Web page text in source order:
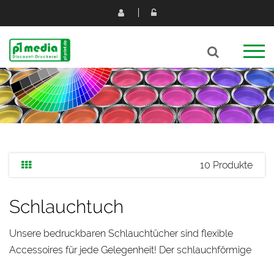
10 Produkte
Schlauchtuch
Unsere bedruckbaren Schlauchtücher sind flexible
Accessoires für jede Gelegenheit! Der schlauchförmige